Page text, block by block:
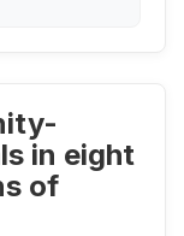
in eight
of